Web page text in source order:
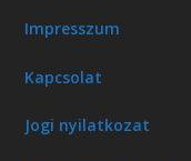
Impresszum
Kapcsolat
Jogi nyilatkozat